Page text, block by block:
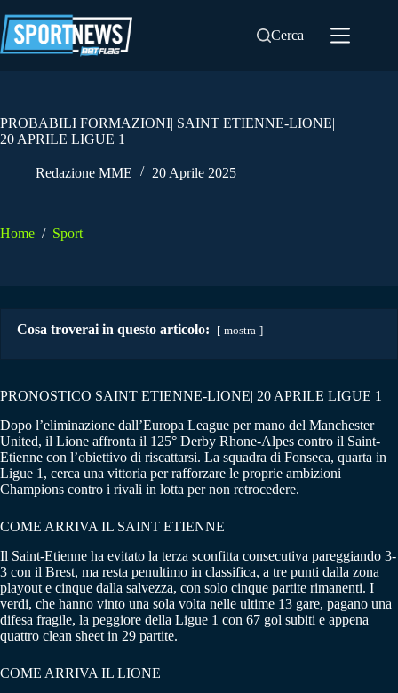
al
contenuto
Cerca
PROBABILI FORMAZIONI| SAINT ETIENNE-LIONE|
20 APRILE LIGUE 1
Redazione MME 20 Aprile 2025
Home / Sport
Cosa troverai in questo articolo: mostra
PRONOSTICO SAINT ETIENNE-LIONE| 20 APRILE LIGUE 1
Dopo l’eliminazione dall’Europa League per mano del Manchester
United, il Lione affronta il 125° Derby Rhone-Alpes contro il Saint-
Etienne con l’obiettivo di riscattarsi. La squadra di Fonseca, quarta in
Ligue 1, cerca una vittoria per rafforzare le proprie ambizioni
Champions contro i rivali in lotta per non retrocedere.
COME ARRIVA IL SAINT ETIENNE
Il Saint-Etienne ha evitato la terza sconfitta consecutiva pareggiando 3-
3 con il Brest, ma resta penultimo in classifica, a tre punti dalla zona
playout e cinque dalla salvezza, con solo cinque partite rimanenti. I
verdi, che hanno vinto una sola volta nelle ultime 13 gare, pagano una
difesa fragile, la peggiore della Ligue 1 con 67 gol subiti e appena
quattro clean sheet in 29 partite.
COME ARRIVA IL LIONE